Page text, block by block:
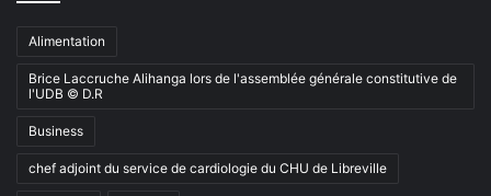
Alimentation
Brice Laccruche Alihanga lors de l'assemblée générale constitutive de
l'UDB © D.R
Business
chef adjoint du service de cardiologie du CHU de Libreville